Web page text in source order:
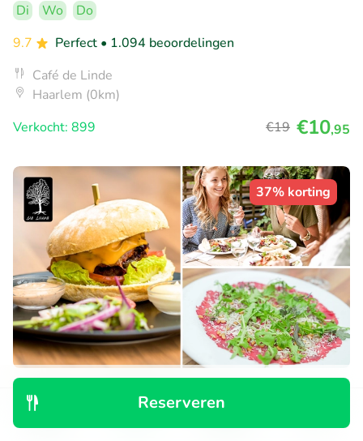
Reserveren
Di Wo
Do
9.7
Perfect • 1.094 beoordelingen
Café de Linde
Haarlem (0km)
Verkocht: 899
€19 €10,95
37% korting
3-gangendiner à la carte bij Café de Linde